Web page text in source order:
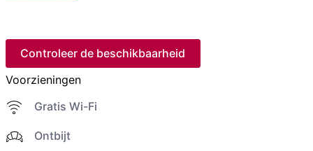
Controleer de beschikbaarheid
Voorzieningen
Gratis Wi-Fi
Ontbijt